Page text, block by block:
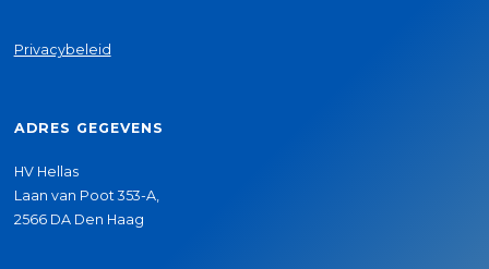
Privacybeleid
ADRES GEGEVENS
HV Hellas
Laan van Poot 353-A,
2566 DA Den Haag